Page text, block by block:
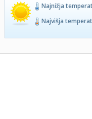
Najnižja
Najvišja